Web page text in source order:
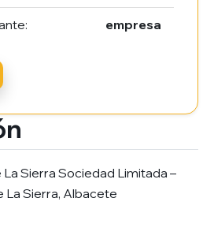
Sierra Sociedad Limitada –
La Sierra, Albacete
empresa